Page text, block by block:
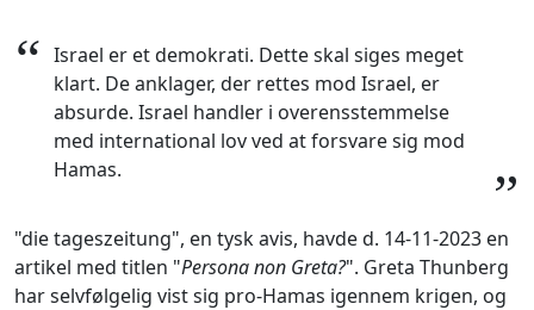
“ Israel er et demokrati. Dette skal siges meget
klart. De anklager, der rettes mod Israel, er
absurde. Israel handler i overensstemmelse
med international lov ved at forsvare sig mod
Hamas.
”
"die tageszeitung", en tysk avis, havde d. 14-11-2023 en
artikel med titlen "Persona non Greta?". Greta Thunberg
har selvfølgelig vist sig pro-Hamas igennem krigen, og